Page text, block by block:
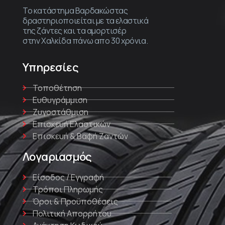
Το κατάστημα Βαρδακώστας
δραστηριοποιείται με τα ελαστικά
της ζάντες και τα αμορτισέρ
στην Χαλκίδα πάνω απο 30 χρόνια.
Υπηρεσίες
Τοποθέτηση
Ευθυγράμμιση
Ζυγοστάθμιση
Επισκευή Ελαστικών
Επισκευή & Βαφή Ζαντών
Λογαριασμός
Είσοδος / Εγγραφή
Τρόποι Πληρωμής
Όροι & Προϋποθέσεις
Πολιτική Απορρήτου